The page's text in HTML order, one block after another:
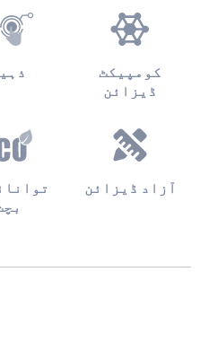
کومپیکٹ
ڈیزائن
آزاد ڈیزائن